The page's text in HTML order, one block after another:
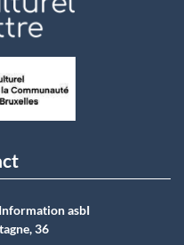
asbI
36